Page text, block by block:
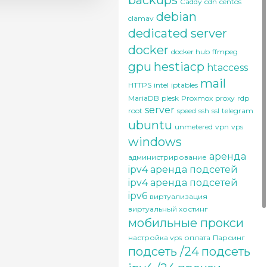
clamav debian
dedicated server
docker docker hub ffmpeg
gpu hestiacp htaccess
HTTPS intel iptables mail
MariaDB plesk Proxmox proxy rdp
root server speed ssh ssl telegram
ubuntu unmetered vpn vps
windows
администрирование аренда
ipv4 аренда подсетей
ipv4 аренда подсетей
ipv6 виртуализация
виртуальный хостинг
мобильные прокси
настройка vps оплата Парсинг
подсеть /24 подсеть